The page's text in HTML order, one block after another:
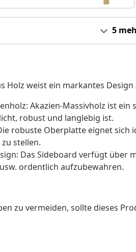
5
Holz weist ein markantes
Akazien-Massivholz ist
robust und langlebig ist.
robuste Oberplatte eignet sich
stellen.
Das Sideboard verfügt über
ordentlich aufzubewahren.
zu vermeiden, sollte dieses